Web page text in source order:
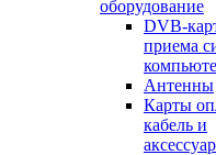
оборудование
DVB-
приема
Антенны
Карты
кабель и